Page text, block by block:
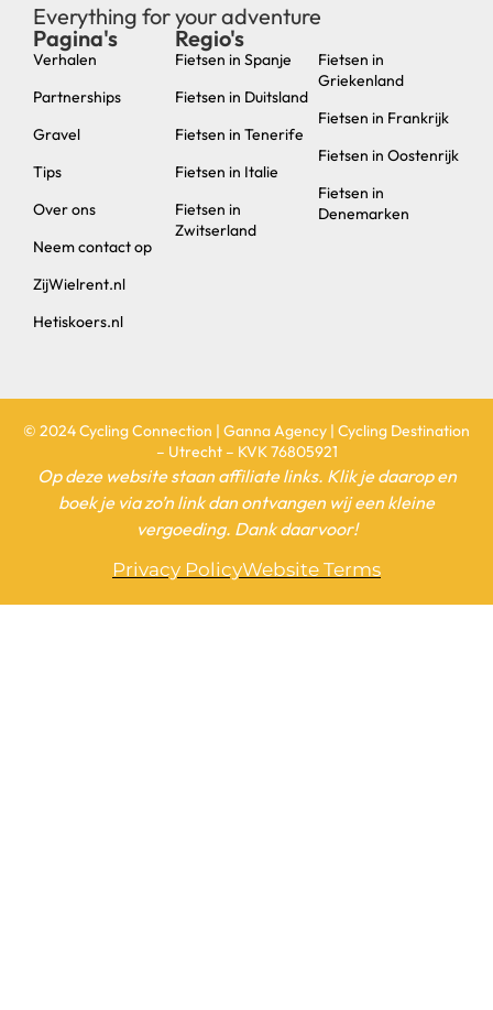
Everything for your adventure
Pagina's
Verhalen
Partnerships
Gravel
Tips
Over ons
Neem contact op
ZijWielrent.nl
Hetiskoers.nl
Regio's
Fietsen in Spanje
Fietsen in Duitsland
Fietsen in Tenerife
Fietsen in Italie
Fietsen in
Zwitserland
Fietsen in
Griekenland
Fietsen in Frankrijk
Fietsen in Oostenrijk
Fietsen in
Denemarken
© 2024 Cycling Connection | Ganna Agency | Cycling Destination
– Utrecht – KVK 76805921
Op deze website staan affiliate links. Klik je daarop en
boek je via zo’n link dan ontvangen wij een kleine
vergoeding. Dank daarvoor!
Privacy PolicyWebsite Terms